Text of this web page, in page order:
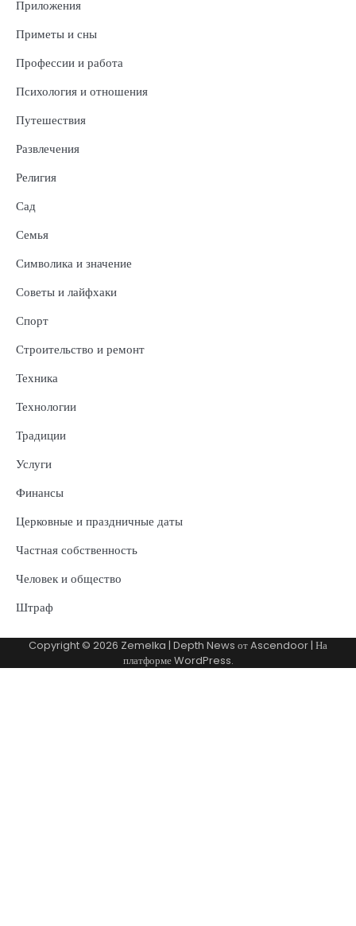
Приложения
Приметы и сны
Профессии и работа
Психология и отношения
Путешествия
Развлечения
Религия
Сад
Семья
Символика и значение
Советы и лайфхаки
Спорт
Строительство и ремонт
Техника
Технологии
Традиции
Услуги
Финансы
Церковные и праздничные даты
Частная собственность
Человек и общество
Штраф
Copyright © 2026 Zemelka | Depth News отAscendoor| На
платформеWordPress.